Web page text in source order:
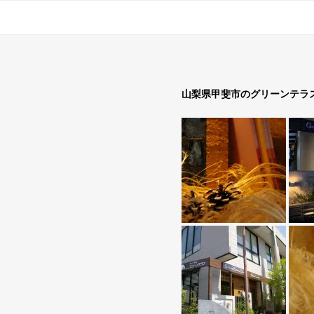
山梨県甲斐市のグリーンテラ